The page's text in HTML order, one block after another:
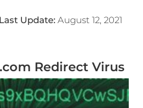
Last Update: August 12, 2021
Redirect Virus